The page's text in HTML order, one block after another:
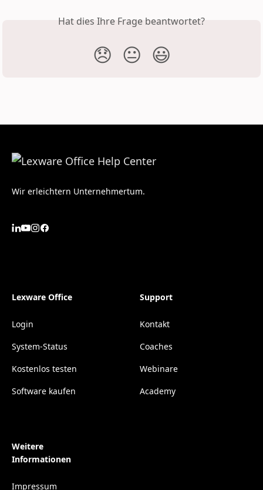
Hat dies Ihre Frage beantwortet?
😞 😐 😃
Wir erleichtern Unternehmertum.
Lexware Office
Login
System-Status
Kostenlos testen
Software kaufen
Support
Kontakt
Coaches
Webinare
Academy
Weitere
Informationen
Impressum